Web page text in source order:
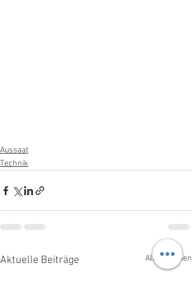
Aussaat
Technik
Aktuelle Beiträge Alle ansehen